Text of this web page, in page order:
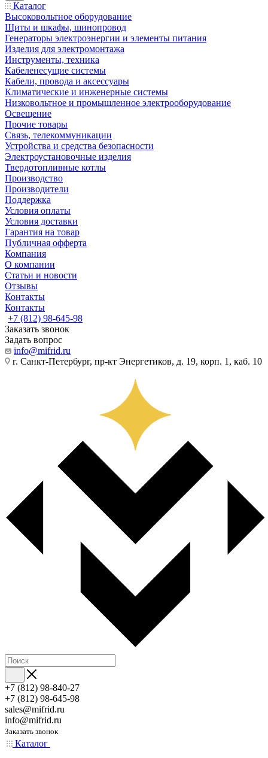
Каталог
Высоковольтное оборудование
Щиты и шкафы, шинопровод
Генераторы электроэнергии и элементы питания
Изделия для электромонтажа
Инструменты, техника
Кабеленесущие системы
Кабели, провода и аксессуары
Климатические и инженерные системы
Низковольтное и промышленное электрооборудование
Освещение
Прочие товары
Связь, телекоммуникации
Устройства и средства безопасности
Электроустановочные изделия
Твердотопливные котлы
Производство
Производители
Поддержка
Условия оплаты
Условия доставки
Гарантия на товар
Публичная офферта
Компания
О компании
Статьи и новости
Отзывы
Контакты
Контакты
+7 (812) 98-645-98
Заказать звонок
Задать вопрос
info@mifrid.ru
г. Санкт-Петербург, пр-кт Энергетиков, д. 19, корп. 1, каб. 10
+7 (812) 98-840-27
+7 (812) 98-645-98
sales@mifrid.ru
info@mifrid.ru
Заказать звонок
Каталог